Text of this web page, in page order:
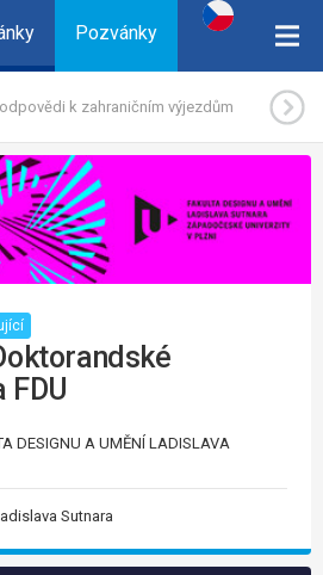
Pozvánky
k zahraničním výjezdům
FDU
DESIGNU A UMĚNÍ LADISLAVA
Sutnara